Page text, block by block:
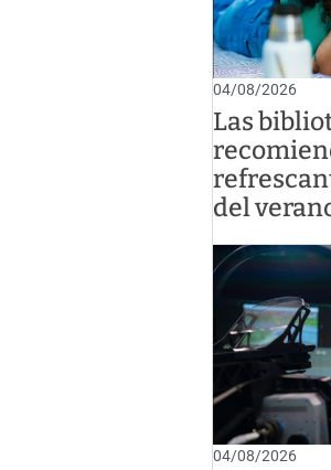
04/08/2026
Las
del
04/08/2026